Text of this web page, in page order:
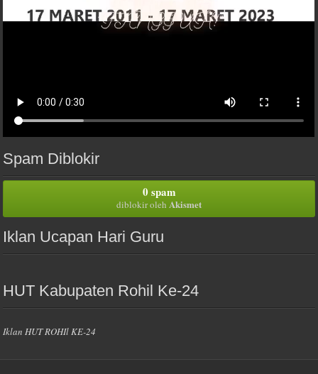
Spam Diblokir
0 spam
diblokir oleh Akismet
Iklan Ucapan Hari Guru
HUT Kabupaten Rohil Ke-24
Iklan HUT ROHIl KE-24